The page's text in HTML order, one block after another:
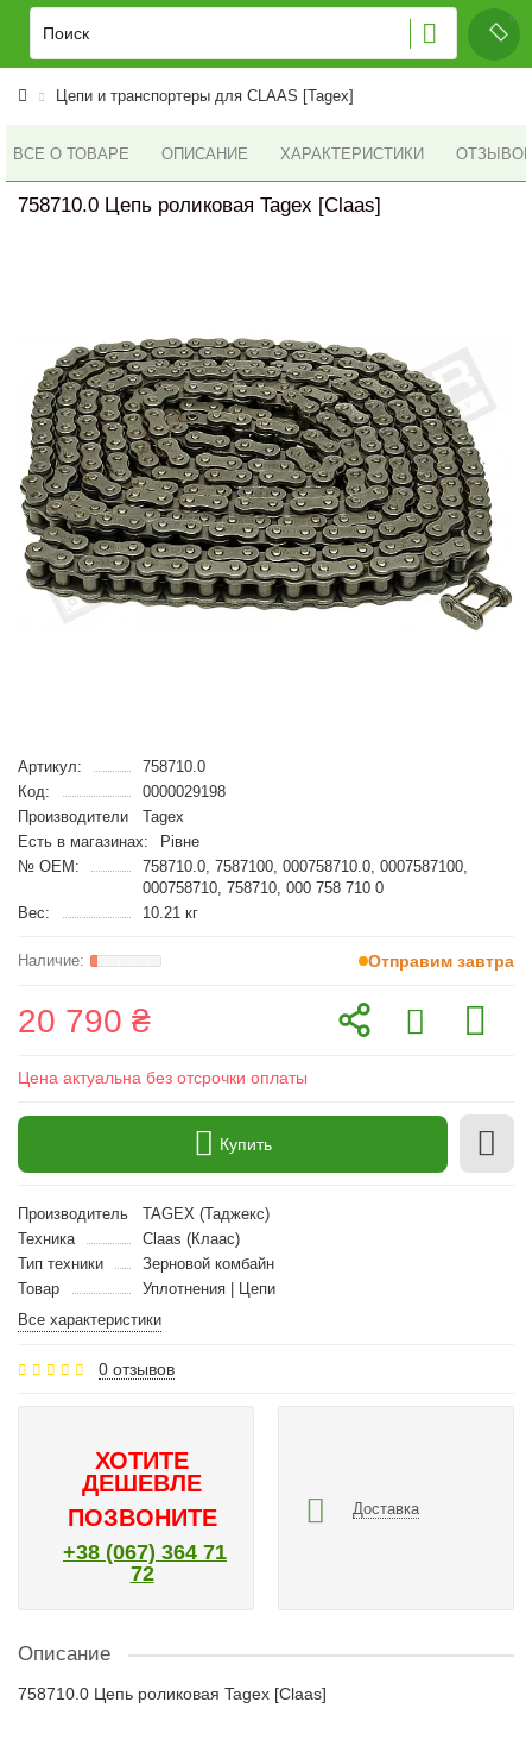
Цепи и транспортеры для CLAAS [Tagex]
ВСЕ О ТОВАРЕ ОПИСАНИЕ ХАРАКТЕРИСТИКИ ОТЗЫВОВ
758710.0 Цепь роликовая Tagex [Claas]
Артикул:
758710.0
Код:
0000029198
Производители
Tagex
Есть в магазинах:
Рівне
№ OEM:
758710.0, 7587100, 000758710.0, 0007587100,
000758710, 758710, 000 758 710 0
Вес:
10.21 кг
Отправим завтра
20 790 ₴
Цена актуальна без отсрочки оплаты
Купить
Производитель
TAGEX (Таджекс)
Техника
Claas (Клаас)
Тип техники
Зерновой комбайн
Товар
Уплотнения | Цепи
Все характеристики
0 отзывов
ХОТИТЕ
ДЕШЕВЛЕ
ПОЗВОНИТЕ
+38 (067) 364 71
72
Доставка
Описание
758710.0 Цепь роликовая Tagex [Claas]